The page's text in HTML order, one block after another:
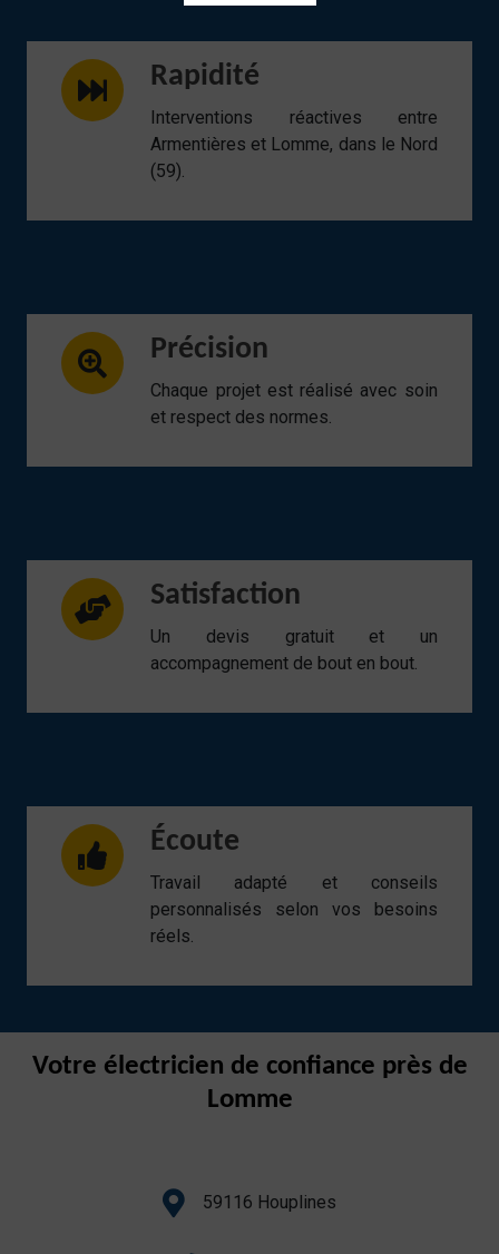
Rapidité
Interventions réactives entre
Armentières et Lomme, dans le Nord
(59).
Précision
Chaque projet est réalisé avec soin
et respect des normes.
Satisfaction
Un devis gratuit et un
accompagnement de bout en bout.
Écoute
Travail adapté et conseils
personnalisés selon vos besoins
réels.
Votre électricien de confiance près de
Lomme
59116 Houplines